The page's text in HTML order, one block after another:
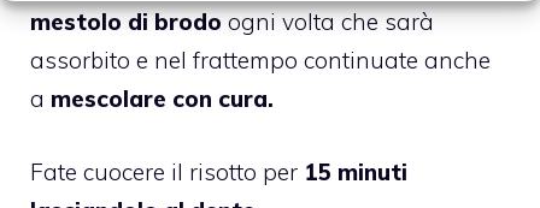
mestolo di brodoogni volta che sarà
assorbito e nel frattempo continuate anche
a mescolare con cura.
Fate cuocere il risotto per 15 minuti